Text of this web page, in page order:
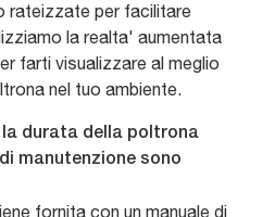
rateizzate per facilitare
la realta' aumentata
farti visualizzare al meglio
nel tuo ambiente.
durata della poltrona
manutenzione sono
fornita con un manuale di